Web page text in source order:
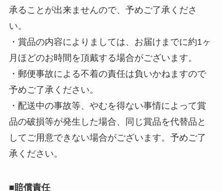
承ることが出来ませんので、予めご了承くださ
い。
・賞品の内容によりましては、お届けまでに約1ヶ
月ほどのお時間を頂戴する場合がございます。
・郵便事故による不着の責任は負いかねますので
予めご了承ください。
・配送中の事故等、やむを得ない事情によって賞
品の破損等が発生した場合、同じ賞品を代替品と
してご用意できない場合がございます。予めご了
承ください。
■賠償責任